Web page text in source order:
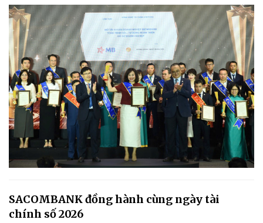
SACOMBANK đồng hành cùng ngày tài
chính số 2026